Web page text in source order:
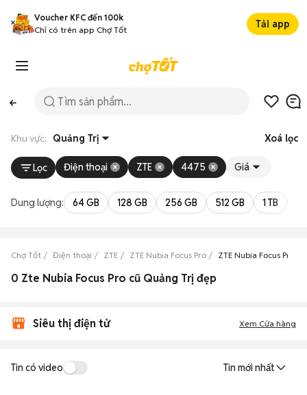
Voucher KFC đến 100k
Chỉ có trên app Chợ Tốt
Tải app
Khu vực: Quảng Trị Xoá lọc
Lọc Điện thoại ZTE 4475 Giá
Dung lượng: 64 GB 128 GB 256 GB 512 GB 1 TB
Chợ Tốt Điện thoại ZTE ZTE Nubia Focus Pro ZTE Nubia Focus Pro
0 Zte Nubia Focus Pro cũ Quảng Trị đẹp
Siêu thị điện tử Xem Cửa hàng
Tin có video Tin mới nhất